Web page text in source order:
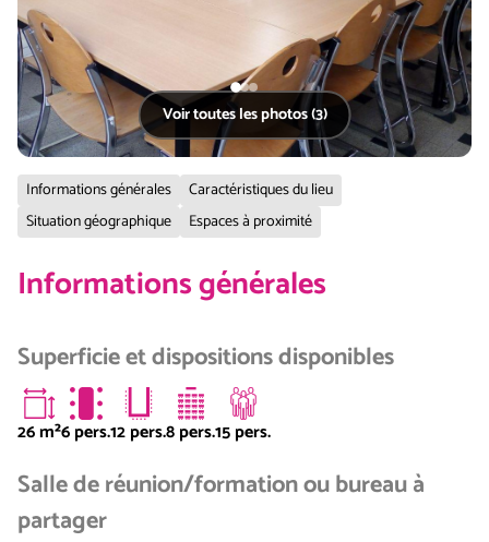
Voir toutes les photos (3)
Informations générales
Caractéristiques du lieu
Situation géographique
Espaces à proximité
Informations générales
Superficie et dispositions disponibles
26m²6 pers.12 pers.8 pers.15 pers.
Salle de réunion/formation ou bureau à
partager